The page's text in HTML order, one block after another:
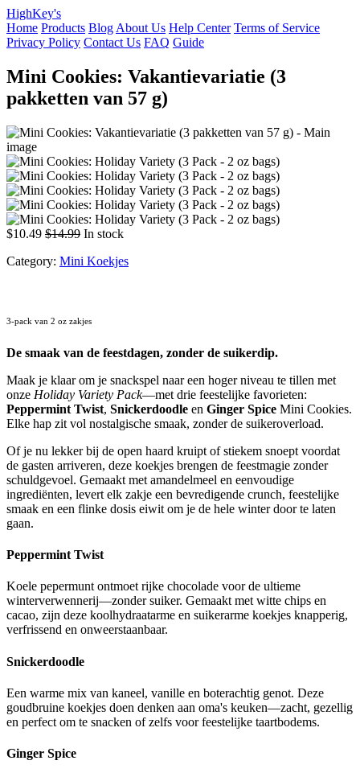
HighKey's
Home Products Blog About Us Help Center Terms of Service
Privacy Policy Contact Us FAQ Guide
Mini Cookies: Vakantievariatie (3
pakketten van 57 g)
$10.49 $14.99 In stock
Category: Mini Koekjes
3-pack van 2 oz zakjes
De smaak van de feestdagen, zonder de suikerdip.
Maak je klaar om je snackspel naar een hoger niveau te tillen met
onze Holiday Variety Pack—met drie feestelijke favorieten:
Peppermint Twist, Snickerdoodle en Ginger Spice Mini Cookies.
Elke hap zit vol nostalgische smaak, zonder de suikeroverload.
Of je nu lekker bij de open haard kruipt of stiekem snoept voordat
de gasten arriveren, deze koekjes brengen de feestmagie zonder
schuldgevoel. Gemaakt met amandelmeel en eenvoudige
ingrediënten, levert elk zakje een bevredigende crunch, feestelijke
smaak en een flinke dosis eiwit om je de hele winter door te laten
gaan.
Peppermint Twist
Koele pepermunt ontmoet rijke chocolade voor de ultieme
winterverwennerij—zonder suiker. Gemaakt met witte chips en
cacao, zijn deze koolhydraatarme en suikerarme koekjes knapperig,
verfrissend en onweerstaanbaar.
Snickerdoodle
Een warme mix van kaneel, vanille en boterachtig genot. Deze
goudbruine koekjes doen denken aan oma's keuken—zacht, gezellig
en perfect om te snacken of zelfs voor feestelijke taartbodems.
Ginger Spice